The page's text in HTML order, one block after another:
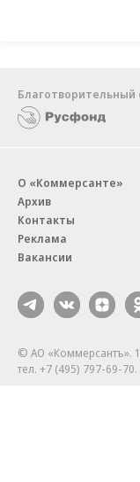
Благотворительный
О «Коммерсанте»
Архив
Контакты
Реклама
Вакансии
© АО «Коммерсантъ».
тел. +7 (495) 797-69-70.